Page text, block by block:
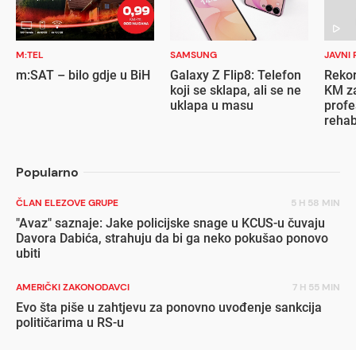
M:TEL
m:SAT – bilo gdje u BiH
SAMSUNG
Galaxy Z Flip8: Telefon
koji se sklapa, ali se ne
uklapa u masu
JAVNI
KM
Popularno
ČLAN ELEZOVE GRUPE 5 H 58 MIN
"Avaz" saznaje: Jake policijske snage u KCUS-u čuvaju
Davora Dabića, strahuju da bi ga neko pokušao ponovo
ubiti
AMERIČKI ZAKONODAVCI 7 H 55 MIN
Evo šta piše u zahtjevu za ponovno uvođenje sankcija
političarima u RS-u